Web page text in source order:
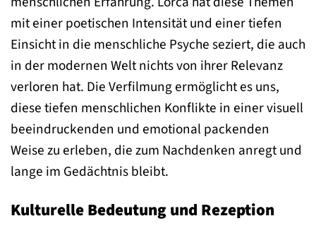
mit einer poetischen Intensität und einer tiefen
Einsicht in die menschliche Psyche seziert, die auch
in der modernen Welt nichts von ihrer Relevanz
verloren hat. Die Verfilmung ermöglicht es uns,
diese tiefen menschlichen Konflikte in einer visuell
beeindruckenden und emotional packenden
Weise zu erleben, die zum Nachdenken anregt und
lange im Gedächtnis bleibt.
Kulturelle Bedeutung und Rezeption